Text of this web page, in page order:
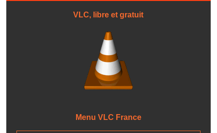
VLC, libre et gratuit
Menu VLC France